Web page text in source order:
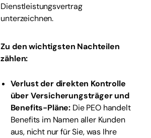
Dienstleistungsvertrag
unterzeichnen.
Zu den wichtigsten Nachteilen
zählen:
Verlust der direkten Kontrolle
über Versicherungsträger und
Benefits-Pläne: Die PEO handelt
Benefits im Namen aller Kunden
aus, nicht nur für Sie, was Ihre